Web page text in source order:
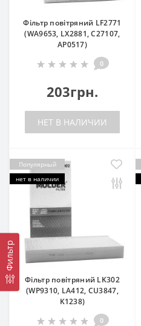
Фильтр
Фільтр повітряний LF2771
(WA9653, LX2881, C27107,
AP0517)
0
203грн.
НЕТ В НАЛИЧИИ
Популярный
нет в наличии
Фільтр повітряний LK302
(WP9310, LA412, CU3847,
K1238)
0